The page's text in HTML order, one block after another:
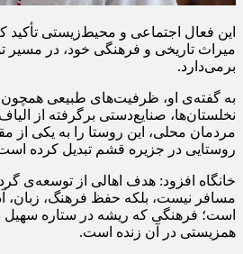
این فعال اجتماعی و محیط‌زیستی تأکید
میراث تاریخی و فرهنگی خود، در
برمی‌دارد.
به گفته‌ی او، ظرفیت‌های طبیعی
نخلستان‌ها، صنایع‌دستی برگرفته از
مردمان محلی، این روستا را به یکی
روستایی در جزیره قشم تبدیل کرده
خانگاه افزود: هدف اهالی از توسعه‌ی
مسافر نیست، بلکه حفظ فرهنگ، زبان،
است؛ فرهنگی که ریشه در ستاره سهیل
همزیستی در آن زنده است.